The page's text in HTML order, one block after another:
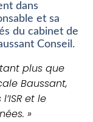
dans
et sa
du cabinet de
Conseil.
plus que
Baussant,
et le
»